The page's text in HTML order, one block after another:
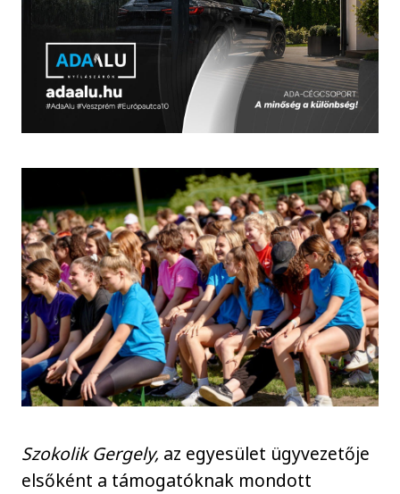
Szokolik Gergely, az egyesület ügyvezetője
elsőként a támogatóknak mondott